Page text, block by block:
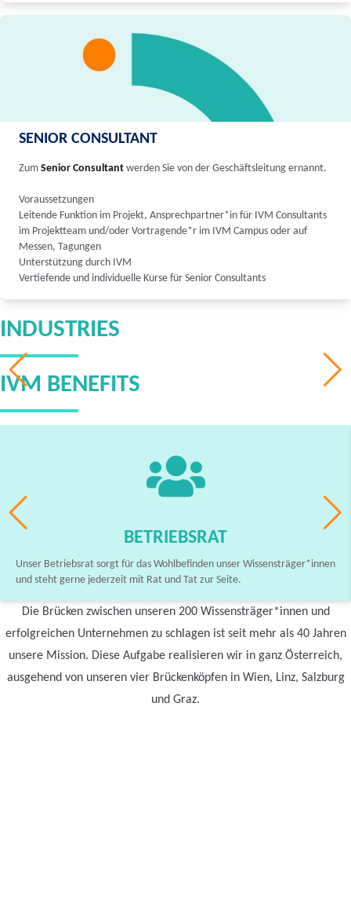
SENIOR CONSULTANT
Zum Senior Consultant werden Sie von der Geschäftsleitung ernannt.
Voraussetzungen
Leitende Funktion im Projekt, Ansprechpartner*in für IVM Consultants
im Projektteam und/oder Vortragende*r im IVM Campus oder auf
Messen, Tagungen
Unterstützung durch IVM
Vertiefende und individuelle Kurse für Senior Consultants
INDUSTRIES
IVM BENEFITS
BETRIEBSRAT
Unser Betriebsrat sorgt für das Wohlbefinden unser Wissensträger*innen
und steht gerne jederzeit mit Rat und Tat zur Seite.
Die Brücken zwischen unseren 200 Wissensträger*innen und
erfolgreichen Unternehmen zu schlagen ist seit mehr als 40 Jahren
unsere Mission. Diese Aufgabe realisieren wir in ganz Österreich,
ausgehend von unseren vier Brückenköpfen in Wien, Linz, Salzburg
und Graz.